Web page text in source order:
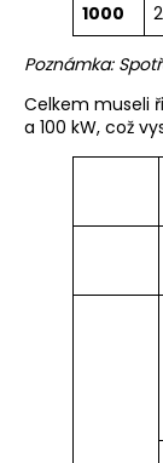
1000
Poznámka:
Celkem museli
a 100 kW, což